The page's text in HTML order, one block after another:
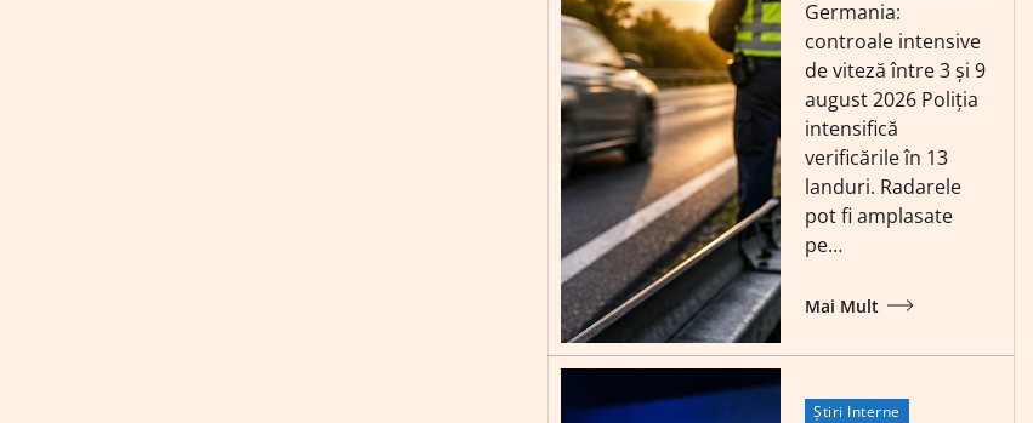
Germania:
controale intensive
de viteză între 3 și 9
august 2026 Poliția
intensifică
verificările în 13
landuri. Radarele
pot fi amplasate
pe…
Mai Mult
Știri Interne